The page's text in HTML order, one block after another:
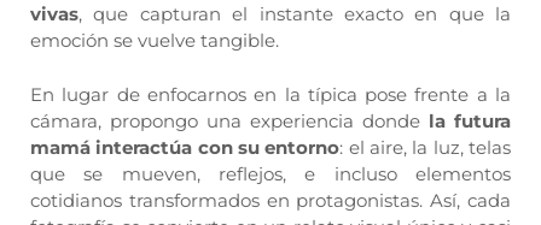
vivas, que capturan el instante exacto en que la
emoción se vuelve tangible.
En lugar de enfocarnos en la típica pose frente a la
cámara, propongo una experiencia donde la futura
mamá interactúa con su entorno: el aire, la luz, telas
que se mueven, reflejos, e incluso elementos
cotidianos transformados en protagonistas. Así, cada